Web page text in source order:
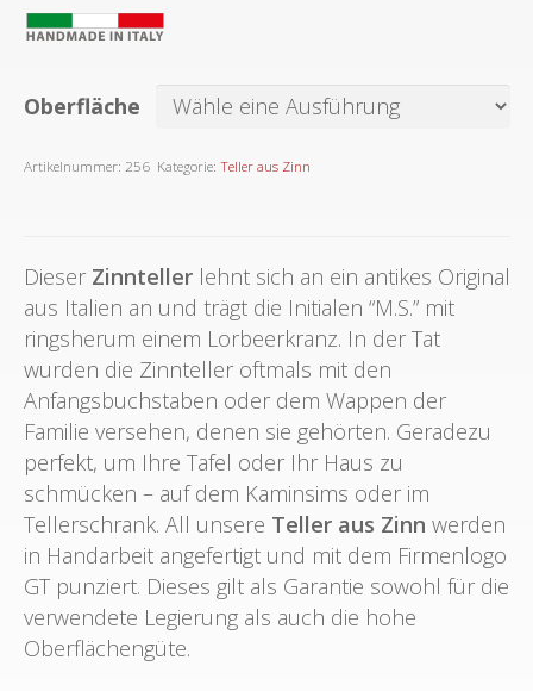
Oberfläche
Artikelnummer: 256 Kategorie:Teller aus Zinn
Dieser Zinnteller lehnt sich an ein antikes Original
aus Italien an und trägt die Initialen “M.S.” mit
ringsherum einem Lorbeerkranz. In der Tat
wurden die Zinnteller oftmals mit den
Anfangsbuchstaben oder dem Wappen der
Familie versehen, denen sie gehörten. Geradezu
perfekt, um Ihre Tafel oder Ihr Haus zu
schmücken – auf dem Kaminsims oder im
Tellerschrank. All unsere Teller aus Zinn werden
in Handarbeit angefertigt und mit dem Firmenlogo
GT punziert. Dieses gilt als Garantie sowohl für die
verwendete Legierung als auch die hohe
Oberflächengüte.